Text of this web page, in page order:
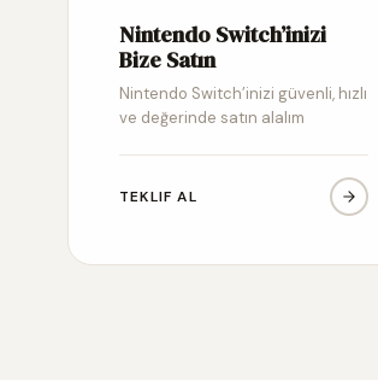
Nintendo Switch’inizi
Bize Satın
Nintendo Switch’inizi güvenli, hızlı
ve değerinde satın alalım
TEKLIF AL